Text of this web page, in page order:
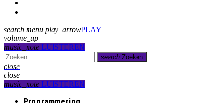
search menu play_arrowPLAY
volume_up
music_note LUISTEREN
search Zoeken
close
close
music_note LUISTEREN